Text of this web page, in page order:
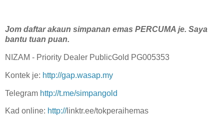
Jom daftar akaun simpanan emas PERCUMA je. Saya
bantu tuan puan.
NIZAM - Priority Dealer PublicGold PG005353
Kontek je: http://gap.wasap.my
Telegram http://t.me/simpangold
Kad online: http://linktr.ee/tokperaihemas